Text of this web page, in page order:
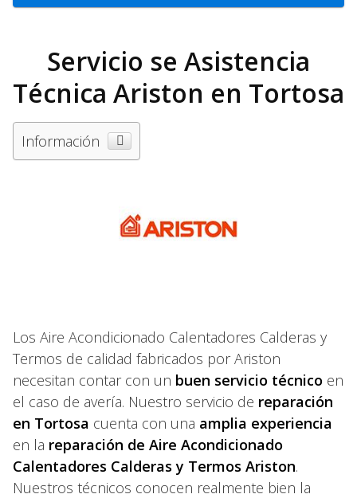
Servicio se Asistencia
Técnica Ariston en Tortosa
Información
Los Aire Acondicionado Calentadores Calderas y
Termos de calidad fabricados por Ariston
necesitan contar con un buen servicio técnico en
el caso de avería. Nuestro servicio de reparación
en Tortosa cuenta con una amplia experiencia
en la reparación de Aire Acondicionado
Calentadores Calderas y Termos Ariston.
Nuestros técnicos conocen realmente bien la